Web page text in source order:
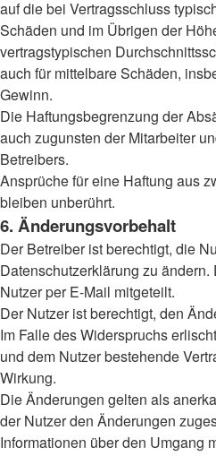
auf die bei Vertragsschluss
Schäden und im Übrigen der
vertragstypischen
auch für mittelbare Schäden,
Gewinn.
Die Haftungsbegrenzung der
auch zugunsten der Mitarbeiter
Betreibers.
Ansprüche für eine Haftung aus
bleiben unberührt.
6. Änderungsvorbehalt
Der Betreiber ist berechtigt, die
Datenschutzerklärung zu
Nutzer per E-Mail mitgeteilt.
Der Nutzer ist berechtigt, den
Im Falle des Widerspruchs
und dem Nutzer bestehende
Wirkung.
Die Änderungen gelten als
der Nutzer den Änderungen
Informationen über den Umgang